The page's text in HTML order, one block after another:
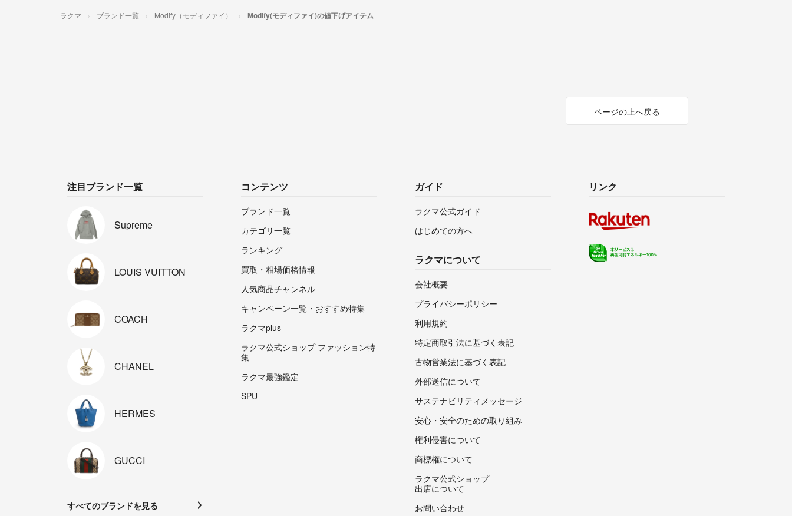
ラクマ ブランド一覧 Modify（モディファイ） Modify(モディファイ)の値下げアイテム
ページの上へ戻る
注目ブランド一覧
Supreme
LOUIS VUITTON
COACH
CHANEL
HERMES
GUCCI
すべてのブランドを見る
コンテンツ
ブランド一覧
カテゴリ一覧
ランキング
買取・相場価格情報
人気商品チャンネル
キャンペーン一覧・おすすめ特集
ラクマplus
ラクマ公式ショップ ファッション特
集
ラクマ最強鑑定
SPU
ガイド
ラクマ公式ガイド
はじめての方へ
ラクマについて
会社概要
プライバシーポリシー
利用規約
特定商取引法に基づく表記
古物営業法に基づく表記
外部送信について
サステナビリティメッセージ
安心・安全のための取り組み
権利侵害について
商標権について
ラクマ公式ショップ
出店について
お問い合わせ
リンク